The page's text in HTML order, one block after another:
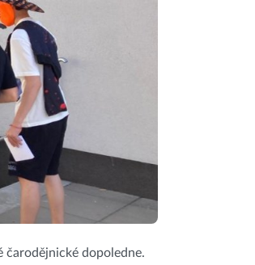
čarodějnické dopoledne.